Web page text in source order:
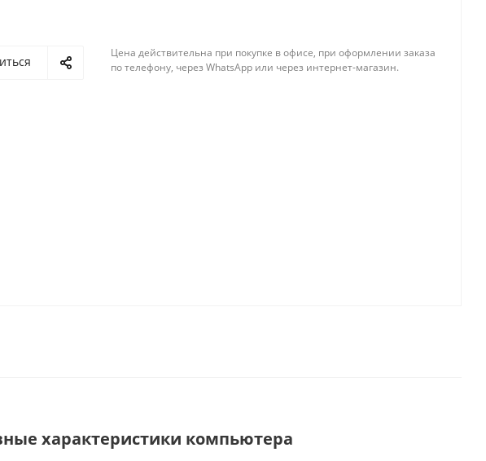
Цена действительна при покупке в офисе, при оформлении заказа
по телефону, через WhatsApp или через интернет-магазин.
характеристики компьютера